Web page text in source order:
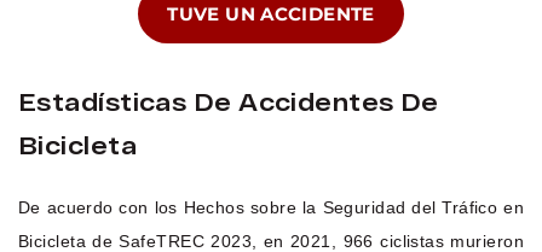
TUVE UN ACCIDENTE
Estadísticas De Accidentes De
Bicicleta
De acuerdo con los Hechos sobre la Seguridad del Tráfico en
Bicicleta de SafeTREC 2023, en 2021, 966 ciclistas murieron